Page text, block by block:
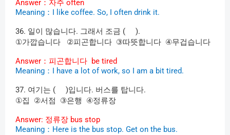
Answer ：자주 often
Meaning ： I like coffee. So, I often drink it.
36. 일이 많습니다. 그래서 조금 ( ).
①가깝습니다 ②피곤합니다 ③따뜻합니다 ④무겁습니다
Answer ：피곤합니다 be tired
Meaning ： I have a lot of work, so I am a bit tired.
37. 여기는 ( )입니다. 버스를 탑니다.
①집 ②서점 ③은행 ④정류장
Answer: 정류장 bus stop
Meaning ： Here is the bus stop. Get on the bus.